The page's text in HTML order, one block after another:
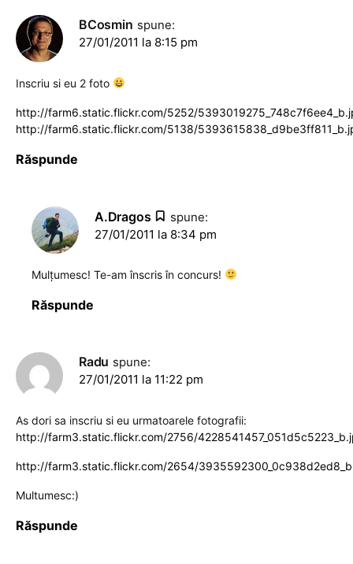
BCosmin spune:
27/01/2011 la 8:15 pm
Inscriu si eu 2 foto
http://farm6.static.flickr.com/5252/
http://farm6.static.flickr.com/5138/
Răspunde
A.Dragos
spune:
27/01/2011 la 8:34 pm
Mulţumesc! Te-am înscris în concurs!
Răspunde
Radu spune:
27/01/2011 la 11:22 pm
As dori sa inscriu si eu urmatoarele fotografii:
http://farm3.static.flickr.com/2756/
http://farm3.static.flickr.com/2654/
Multumesc:)
Răspunde